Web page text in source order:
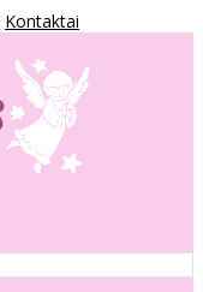
Kontaktai